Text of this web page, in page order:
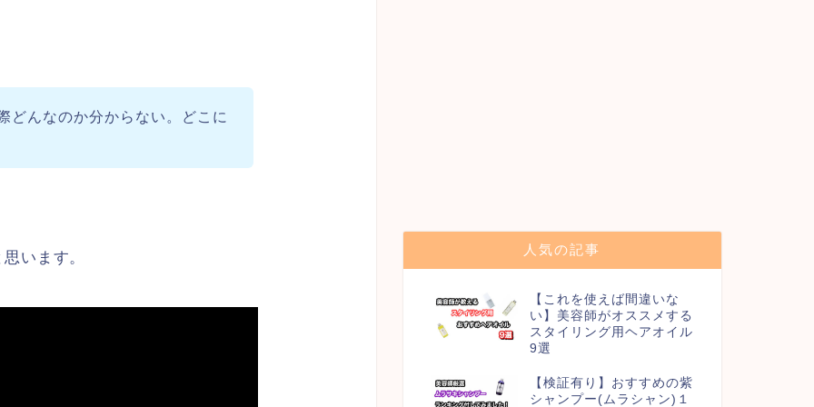
どんなのか分からない。どこに
います。 人気の記事
【これを使えば間違いな
い】美容師がオススメする
スタイリング用ヘアオイル
9選
【検証有り】おすすめの紫
シャンプー(ムラシャン)１